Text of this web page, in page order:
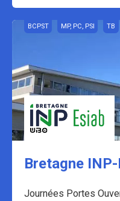
BCPST MP, PC, PSI TB
Bretagne INP-
Journées Portes